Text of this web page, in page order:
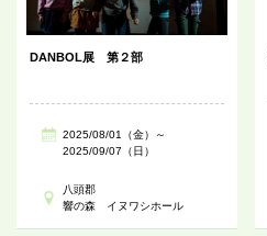
DANBOL展 第２部
2025/08/01（金）～
2025/09/07（日）
八頭郡
響の森 イヌワシホール